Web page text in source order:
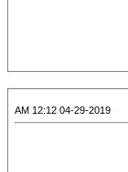
04-29-2019 12:12 AM